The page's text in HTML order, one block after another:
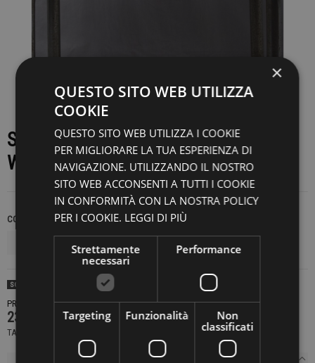
SNEAKERS NATIONAL STANDARD -
W04 19S SOF06
COLORE MISURA
SOLD OUT
PRODOTTO NON DISPONIBILE CONTATTACI PER SAPERE DI PIÙ
230,00 €
TASSE INCLUSE
×
QUESTO SITO WEB UTILIZZA
COOKIE
QUESTO SITO WEB UTILIZZA I COOKIE
PER MIGLIORARE LA TUA ESPERIENZA DI
NAVIGAZIONE. UTILIZZANDO IL NOSTRO
SITO WEB ACCONSENTI A TUTTI I COOKIE
IN CONFORMITÀ CON LA NOSTRA POLICY
PER I COOKIE. LEGGI DI PIÙ
Strettamente
necessari
Performance
Targeting Funzionalità
Non
classificati